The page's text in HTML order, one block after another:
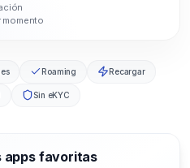
momento
Roaming Recargar
Sin eKYC
apps favoritas